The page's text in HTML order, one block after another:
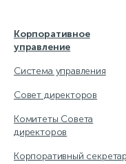
Корпоративное
управление
Система управления
Совет директоров
Комитеты Совета
директоров
Корпоративный